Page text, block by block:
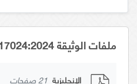
ملفات الوثيقة GSO ISO/IEC 17024:2024
الإنجليزية 21 صفحات